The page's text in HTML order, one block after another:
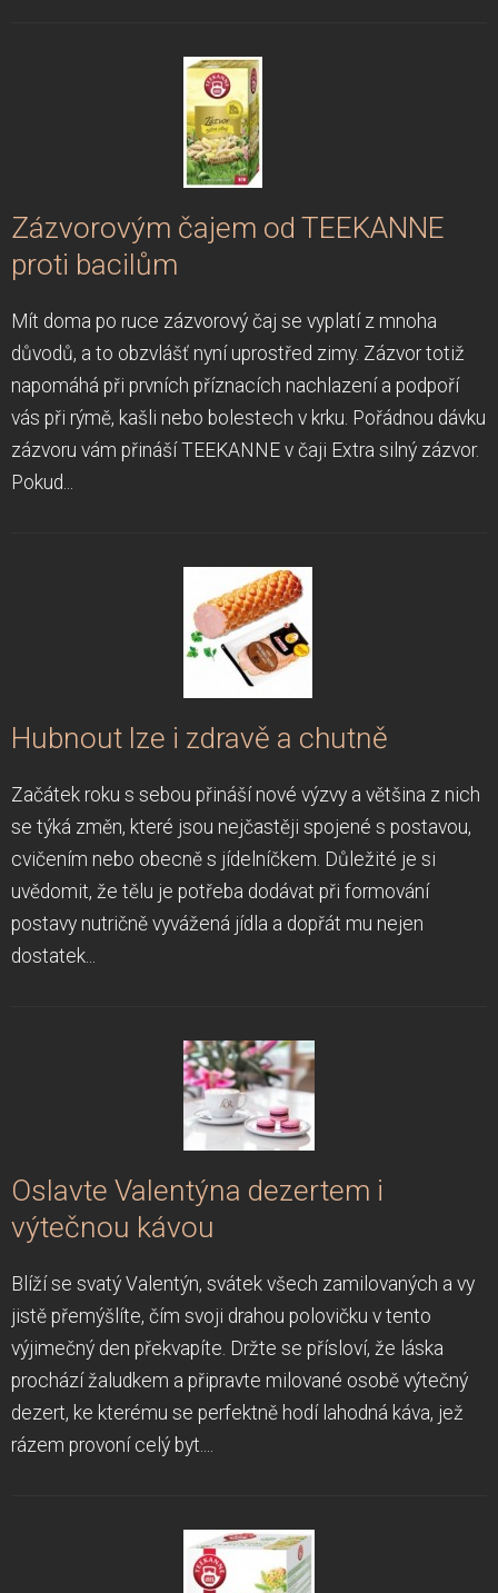
Zázvorovým čajem od TEEKANNE
proti bacilům
Mít doma po ruce zázvorový čaj se vyplatí z mnoha
důvodů, a to obzvlášť nyní uprostřed zimy. Zázvor totiž
napomáhá při prvních příznacích nachlazení a podpoří
vás při rýmě, kašli nebo bolestech v krku. Pořádnou dávku
zázvoru vám přináší TEEKANNE v čaji Extra silný zázvor.
Pokud...
Hubnout lze i zdravě a chutně
Začátek roku s sebou přináší nové výzvy a většina z nich
se týká změn, které jsou nejčastěji spojené s postavou,
cvičením nebo obecně s jídelníčkem. Důležité je si
uvědomit, že tělu je potřeba dodávat při formování
postavy nutričně vyvážená jídla a dopřát mu nejen
dostatek...
Oslavte Valentýna dezertem i
výtečnou kávou
Blíží se svatý Valentýn, svátek všech zamilovaných a vy
jistě přemýšlíte, čím svoji drahou polovičku v tento
výjimečný den překvapíte. Držte se přísloví, že láska
prochází žaludkem a připravte milované osobě výtečný
dezert, ke kterému se perfektně hodí lahodná káva, jež
rázem provoní celý byt....